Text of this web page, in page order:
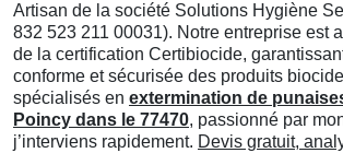
Artisan de la société Solutions Hygiène
832 523 211 00031). Notre entreprise est
de la certification Certibiocide,
conforme et sécurisée des produits
spécialisés en extermination de
Poincy dans le 77470, passionné par
j’interviens rapidement. Devis gratuit,